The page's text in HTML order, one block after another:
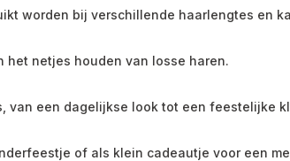
worden bij verschillende haarlengtes en
netjes houden van losse haren.
van een dagelijkse look tot een feestelijke
of als klein cadeautje voor een